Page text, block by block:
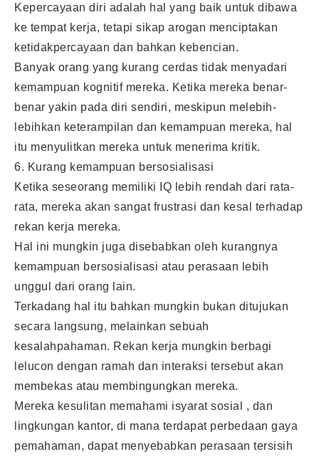
Kepercayaan diri adalah hal yang baik untuk dibawa
ke tempat kerja, tetapi sikap arogan menciptakan
ketidakpercayaan dan bahkan kebencian.
Banyak orang yang kurang cerdas tidak menyadari
kemampuan kognitif mereka. Ketika mereka benar-
benar yakin pada diri sendiri, meskipun melebih-
lebihkan keterampilan dan kemampuan mereka, hal
itu menyulitkan mereka untuk menerima kritik.
6. Kurang kemampuan bersosialisasi
Ketika seseorang memiliki IQ lebih rendah dari rata-
rata, mereka akan sangat frustrasi dan kesal terhadap
rekan kerja mereka.
Hal ini mungkin juga disebabkan oleh kurangnya
kemampuan bersosialisasi atau perasaan lebih
unggul dari orang lain.
Terkadang hal itu bahkan mungkin bukan ditujukan
secara langsung, melainkan sebuah
kesalahpahaman. Rekan kerja mungkin berbagi
lelucon dengan ramah dan interaksi tersebut akan
membekas atau membingungkan mereka.
Mereka kesulitan memahami isyarat sosial , dan
lingkungan kantor, di mana terdapat perbedaan gaya
pemahaman, dapat menyebabkan perasaan tersisih